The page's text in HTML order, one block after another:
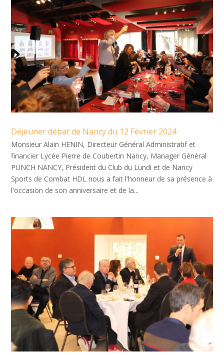
Déjeuner débat de Nancy du 12 Février 2024
Monsieur Alain HENIN, Directeur Général Administratif et
financier Lycée Pierre de Coubertin Nancy, Manager Général
PUNCH NANCY, Président du Club du Lundi et de Nancy
Sports de Combat HDL nous a fait l'honneur de sa présence à
l'occasion de son anniversaire et de la...